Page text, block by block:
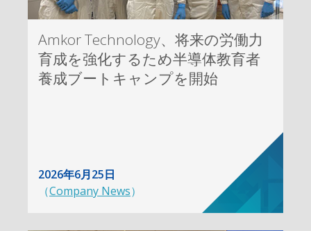
Amkor Technology、将来の労働力
育成を強化するため半導体教育者
養成ブートキャンプを開始
2026年6月25日
（Company News）